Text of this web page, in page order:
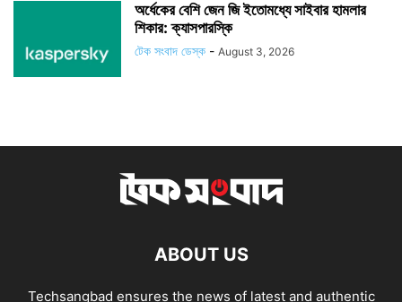
অর্ধেকের বেশি জেন জি ইতোমধ্যে সাইবার হামলার
শিকার: ক্যাসপারস্কি
টেক সংবাদ ডেস্ক - August 3, 2026
ABOUT US
Techsangbad ensures the news of latest and authentic